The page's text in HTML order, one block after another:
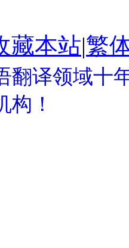
藏本站|繁
翻译领域十
构！